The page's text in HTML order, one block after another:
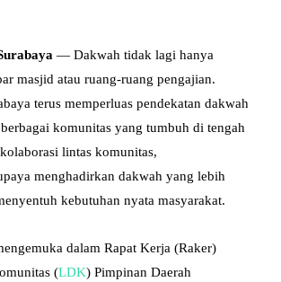
— Dakwah tidak lagi hanya
masjid atau ruang-ruang pengajian.
terus memperluas pendekatan dakwah
komunitas yang tumbuh di tengah
lintas komunitas,
menghadirkan dakwah yang lebih
kebutuhan nyata masyarakat.
dalam Rapat Kerja (Raker)
(LDK) Pimpinan Daerah